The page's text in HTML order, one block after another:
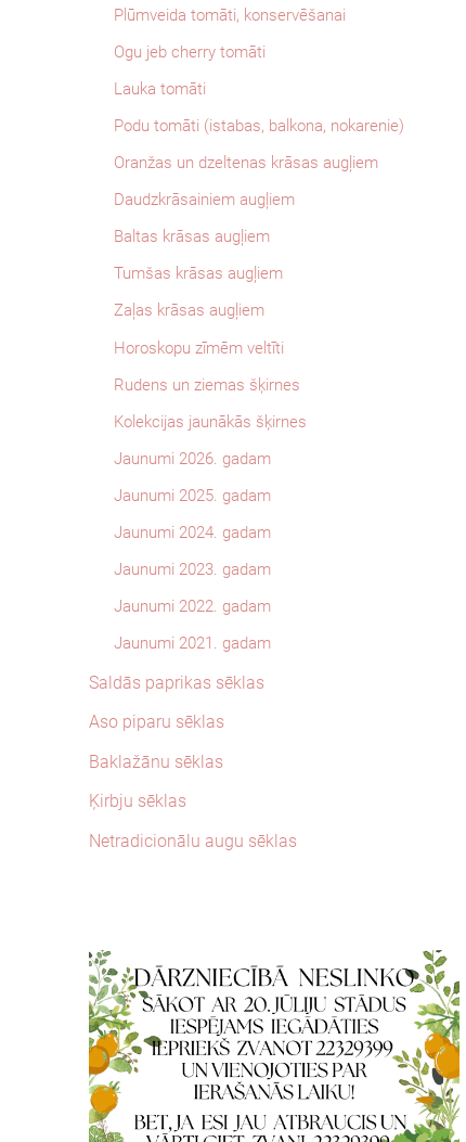
Plūmveida tomāti, konservēšanai
Ogu jeb cherry tomāti
Lauka tomāti
Podu tomāti (istabas, balkona, nokarenie)
Oranžas un dzeltenas krāsas augļiem
Daudzkrāsainiem augļiem
Baltas krāsas augļiem
Tumšas krāsas augļiem
Zaļas krāsas augļiem
Horoskopu zīmēm veltīti
Rudens un ziemas šķirnes
Kolekcijas jaunākās šķirnes
Jaunumi 2026. gadam
Jaunumi 2025. gadam
Jaunumi 2024. gadam
Jaunumi 2023. gadam
Jaunumi 2022. gadam
Jaunumi 2021. gadam
Saldās paprikas sēklas
Aso piparu sēklas
Baklažānu sēklas
Ķirbju sēklas
Netradicionālu augu sēklas